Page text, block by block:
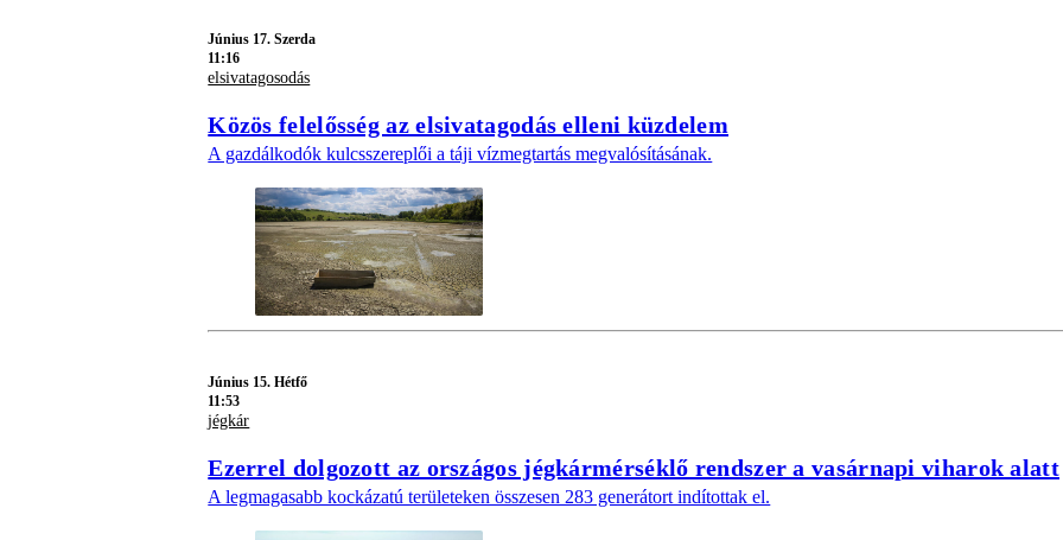
Június 17. Szerda
11:16
elsivatagosodás
Közös felelősség az elsivatagodás elleni küzdelem
A gazdálkodók kulcsszereplői a táji vízmegtartás megvalósításának.
Június 15. Hétfő
11:53
jégkár
Ezerrel dolgozott az országos jégkármérséklő rendszer a vasárnapi viharok alatt
A legmagasabb kockázatú területeken összesen 283 generátort indítottak el.